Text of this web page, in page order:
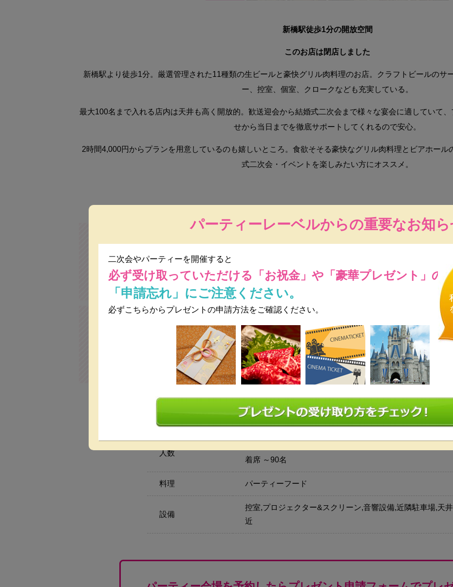
新橋駅徒歩1分の開放空間
このお店は閉店しました
新橋駅より徒歩1分。厳選管理された11種類の生ビールと豪快グリル肉料理のお店。クラフトビールのサ
ー、控室、個室、クロークなども充実している。
最大100名まで入れる店内は天井も高く開放的。歓送迎会から結婚式二次会まで様々な宴会に適していて
せから当日までを徹底サポートしてくれるので安心。
2時間4,000円からプランを用意しているのも嬉しいところ。食欲そそる豪快なグリル肉料理とビアホール
式二次会・イベントを楽しみたい方にオススメ。
個室・控室 プロジェクター&スクリーン 音響設備 近隣駐車場 天
人数
着席 ～90名
料理 パーティーフード
設備
控室,プロジェクター&スクリーン,音響設備,近隣駐車場,天
近
パーティーレーベルからの重要なお知ら
二次会やパーティーを開催すると
必ず受け取っていただける 「お祝金」や「豪華プレゼント」の
「申請忘れ」にご注意ください。
必ずこちらからプレゼントの申請方法をご確認ください。